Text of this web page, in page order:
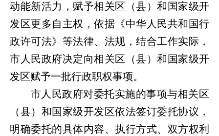
动能新活力，赋予相关区（县）和国家级开
发区更多自主权，依据《中华人民共和国行
政许可法》等法律、法规，结合工作实际，
市人民政府决定向相关区（县）和国家级开
发区赋予一批行政职权事项。
市人民政府对委托实施的事项与相关区
（县）和国家级开发区依法签订委托协议，
明确委托的具体内容、执行方式、双方权利